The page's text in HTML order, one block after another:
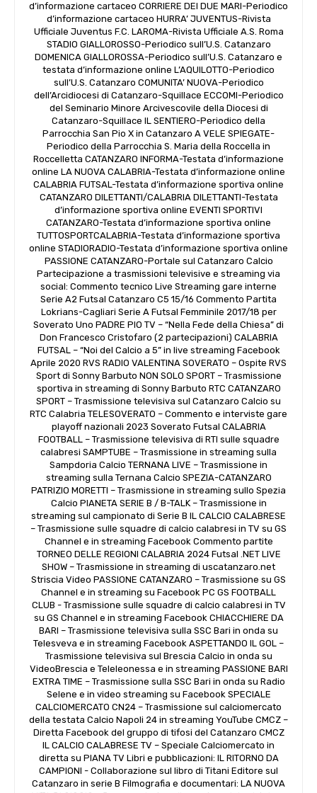
d’informazione cartaceo CORRIERE DEI DUE MARI-Periodico
d’informazione cartaceo HURRA’ JUVENTUS-Rivista
Ufficiale Juventus F.C. LAROMA-Rivista Ufficiale A.S. Roma
STADIO GIALLOROSSO-Periodico sull’U.S. Catanzaro
DOMENICA GIALLOROSSA-Periodico sull’U.S. Catanzaro e
testata d’informazione online L’AQUILOTTO-Periodico
sull’U.S. Catanzaro COMUNITA’ NUOVA-Periodico
dell’Arcidiocesi di Catanzaro-Squillace ECCOMI-Periodico
del Seminario Minore Arcivescovile della Diocesi di
Catanzaro-Squillace IL SENTIERO-Periodico della
Parrocchia San Pio X in Catanzaro A VELE SPIEGATE-
Periodico della Parrocchia S. Maria della Roccella in
Roccelletta CATANZARO INFORMA-Testata d’informazione
online LA NUOVA CALABRIA-Testata d’informazione online
CALABRIA FUTSAL-Testata d’informazione sportiva online
CATANZARO DILETTANTI/CALABRIA DILETTANTI-Testata
d’informazione sportiva online EVENTI SPORTIVI
CATANZARO-Testata d’informazione sportiva online
TUTTOSPORTCALABRIA-Testata d’informazione sportiva
online STADIORADIO-Testata d’informazione sportiva online
PASSIONE CATANZARO-Portale sul Catanzaro Calcio
Partecipazione a trasmissioni televisive e streaming via
social: Commento tecnico Live Streaming gare interne
Serie A2 Futsal Catanzaro C5 15/16 Commento Partita
Lokrians-Cagliari Serie A Futsal Femminile 2017/18 per
Soverato Uno PADRE PIO TV – “Nella Fede della Chiesa” di
Don Francesco Cristofaro (2 partecipazioni) CALABRIA
FUTSAL – “Noi del Calcio a 5” in live streaming Facebook
Aprile 2020 RVS RADIO VALENTINA SOVERATO – Ospite RVS
Sport di Sonny Barbuto NON SOLO SPORT – Trasmissione
sportiva in streaming di Sonny Barbuto RTC CATANZARO
SPORT – Trasmissione televisiva sul Catanzaro Calcio su
RTC Calabria TELESOVERATO – Commento e interviste gare
playoff nazionali 2023 Soverato Futsal CALABRIA
FOOTBALL – Trasmissione televisiva di RTI sulle squadre
calabresi SAMPTUBE – Trasmissione in streaming sulla
Sampdoria Calcio TERNANA LIVE – Trasmissione in
streaming sulla Ternana Calcio SPEZIA-CATANZARO
PATRIZIO MORETTI – Trasmissione in streaming sullo Spezia
Calcio PIANETA SERIE B / B-TALK – Trasmissione in
streaming sul campionato di Serie B IL CALCIO CALABRESE
– Trasmissione sulle squadre di calcio calabresi in TV su GS
Channel e in streaming Facebook Commento partite
TORNEO DELLE REGIONI CALABRIA 2024 Futsal .NET LIVE
SHOW – Trasmissione in streaming di uscatanzaro.net
Striscia Video PASSIONE CATANZARO – Trasmissione su GS
Channel e in streaming su Facebook PC GS FOOTBALL
CLUB - Trasmissione sulle squadre di calcio calabresi in TV
su GS Channel e in streaming Facebook CHIACCHIERE DA
BARI – Trasmissione televisiva sulla SSC Bari in onda su
Telesveva e in streaming Facebook ASPETTANDO IL GOL –
Trasmissione televisiva sul Brescia Calcio in onda su
VideoBrescia e Teleleonessa e in streaming PASSIONE BARI
EXTRA TIME – Trasmissione sulla SSC Bari in onda su Radio
Selene e in video streaming su Facebook SPECIALE
CALCIOMERCATO CN24 – Trasmissione sul calciomercato
della testata Calcio Napoli 24 in streaming YouTube CMCZ –
Diretta Facebook del gruppo di tifosi del Catanzaro CMCZ
IL CALCIO CALABRESE TV – Speciale Calciomercato in
diretta su PIANA TV Libri e pubblicazioni: IL RITORNO DA
CAMPIONI - Collaborazione sul libro di Titani Editore sul
Catanzaro in serie B Filmografia e documentari: LA NUOVA